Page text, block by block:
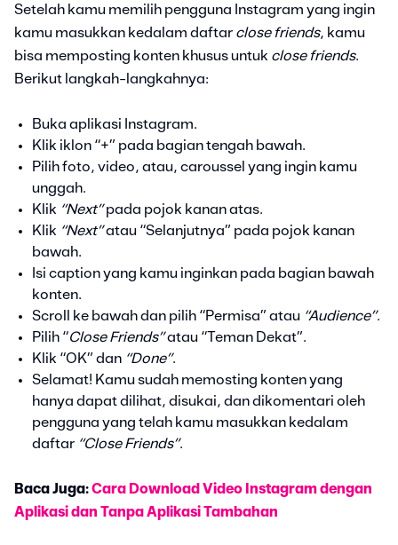
Setelah kamu memilih pengguna Instagram yang ingin
kamu masukkan kedalam daftar close friends, kamu
bisa memposting konten khusus untuk close friends.
Berikut langkah-langkahnya:
Buka aplikasi Instagram.
Klik iklon “+” pada bagian tengah bawah.
Pilih foto, video, atau, caroussel yang ingin kamu
unggah.
Klik “Next”pada pojok kanan atas.
Klik “Next”atau “Selanjutnya” pada pojok kanan
bawah.
Isi caption yang kamu inginkan pada bagian bawah
konten.
Scroll ke bawah dan pilih “Permisa” atau “Audience”.
Pilih “Close Friends”atau “Teman Dekat”.
Klik “OK” dan “Done”.
Selamat! Kamu sudah memosting konten yang
hanya dapat dilihat, disukai, dan dikomentari oleh
pengguna yang telah kamu masukkan kedalam
daftar “Close Friends”.
Baca Juga:Cara Download Video Instagram dengan
Aplikasi dan Tanpa Aplikasi Tambahan